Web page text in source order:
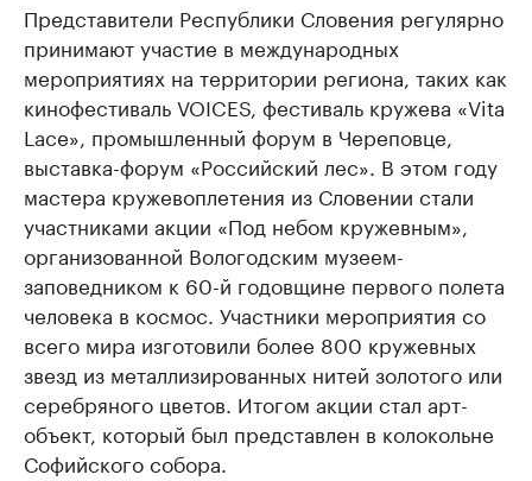
Представители Республики Словения регулярно
принимают участие в международных
мероприятиях на территории региона, таких как
кинофестиваль VOICES, фестиваль кружева «Vita
Lace», промышленный форум в Череповце,
выставка-форум «Российский лес». В этом году
мастера кружевоплетения из Словении стали
участниками акции «Под небом кружевным»,
организованной Вологодским музеем-
заповедником к 60-й годовщине первого полета
человека в космос. Участники мероприятия со
всего мира изготовили более 800 кружевных
звезд из металлизированных нитей золотого или
серебряного цветов. Итогом акции стал арт-
объект, который был представлен в колокольне
Софийского собора.